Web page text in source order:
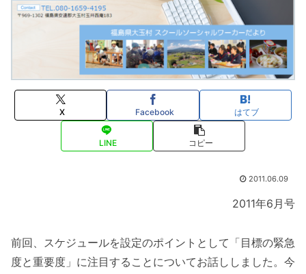
X Facebook はてブ
LINE コピー
2011.06.09
2011年6月号
前回、スケジュールを設定のポイントとして「目標の緊急
度と重要度」に注目することについてお話ししました。今